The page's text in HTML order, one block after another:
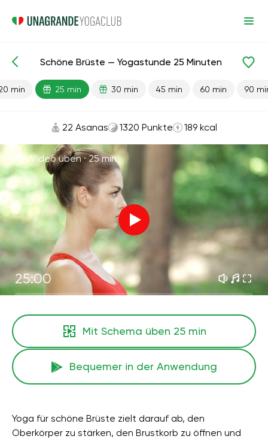
Fertige Lektionen Brust
Schöne Brüste — Yogastunde 25 Minuten
min 25 min 30 min 45 min 60 min 90
22 Asanas 1320 Punkte 189 kcal
Mit Video üben ·25 min
25:00
Mit Schema üben 25 min
Bequemer in der Anwendung
Yoga für schöne Brüste zielt darauf ab, den
Oberkörper zu stärken, den Brustkorb zu öffnen und